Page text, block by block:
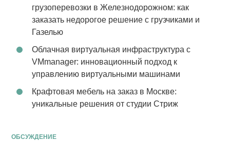
грузоперевозки в Железнодорожном: как
заказать недорогое решение с грузчиками и
Газелью
Облачная виртуальная инфраструктура с
VMmanager: инновационный подход к
управлению виртуальными машинами
Крафтовая мебель на заказ в Москве:
уникальные решения от студии Стриж
ОБСУЖДЕНИЕ